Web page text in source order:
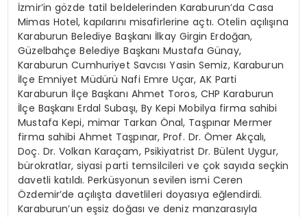
İzmir’in gözde tatil beldelerinden Karaburun’da Casa
Mimas Hotel, kapılarını misafirlerine açtı. Otelin açılışına
Karaburun Belediye Başkanı İlkay Girgin Erdoğan,
Güzelbahçe Belediye Başkanı Mustafa Günay,
Karaburun Cumhuriyet Savcısı Yasin Semiz, Karaburun
İlçe Emniyet Müdürü Nafi Emre Uçar, AK Parti
Karaburun İlçe Başkanı Ahmet Toros, CHP Karaburun
İlçe Başkanı Erdal Subaşı, By Kepi Mobilya firma sahibi
Mustafa Kepi, mimar Tarkan Önal, Taşpınar Mermer
firma sahibi Ahmet Taşpınar, Prof. Dr. Ömer Akçalı,
Doç. Dr. Volkan Karaçam, Psikiyatrist Dr. Bülent Uygur,
bürokratlar, siyasi parti temsilcileri ve çok sayıda seçkin
davetli katıldı. Perküsyonun sevilen ismi Ceren
Özdemir’de açılışta davetlileri doyasıya eğlendirdi.
Karaburun’un eşsiz doğası ve deniz manzarasıyla